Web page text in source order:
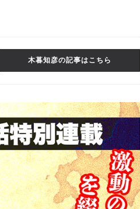
木暮知彦の記事はこちら